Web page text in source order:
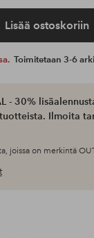
Lisää ostoskoriin
Toimitetaan 3-6
- 30%
Ilmoita
joissa on merkintä